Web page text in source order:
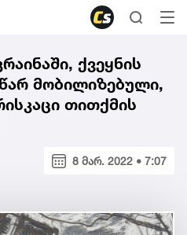
ქვეყნის
მობილიზებული,
თითქმის
8 მარ. 2022 • 7:07